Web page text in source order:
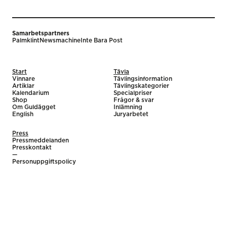
Samarbetspartners
PalmklintNewsmachine Inte Bara Post
Start
Vinnare
Artiklar
Kalendarium
Shop
Om Guldägget
English
Tävla
Tävlingsinformation
Tävlingskategorier
Specialpriser
Frågor & svar
Inlämning
Juryarbetet
Press
Pressmeddelanden
Presskontakt
—
Personuppgiftspolicy